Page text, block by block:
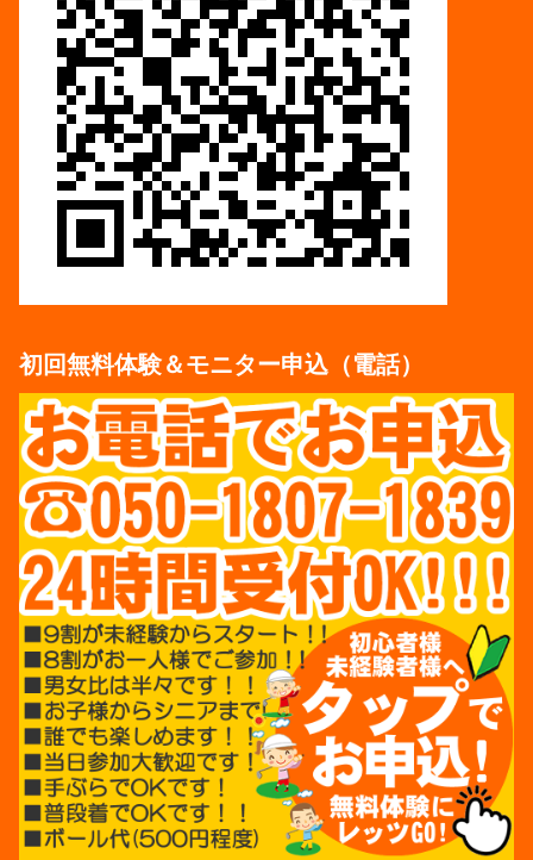
初回無料体験＆モニター申込（電話）